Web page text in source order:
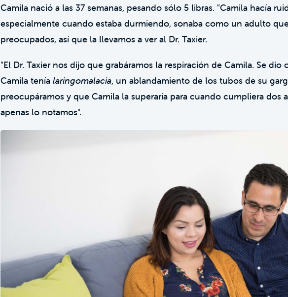
Camila nació a las 37 semanas, pesando sólo 5 libras. "Camila hacía
especialmente cuando estaba durmiendo, sonaba como un adulto
preocupados, así que la llevamos a ver al Dr. Taxier.
"El Dr. Taxier nos dijo que grabáramos la respiración de Camila. Se
Camila tenía laringomalacia, un ablandamiento de los tubos de su
preocupáramos y que Camila la superaría para cuando cumpliera dos
apenas lo notamos".